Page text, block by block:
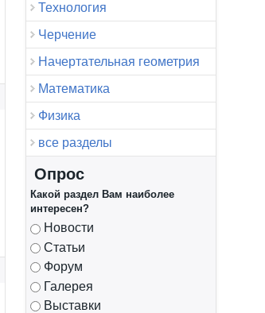
Технология
Черчение
Начертательная геометрия
Математика
Физика
все разделы
Опрос
Какой раздел Вам наиболее
интересен?
Варианты
Новости
Статьи
Форум
Галерея
Выставки